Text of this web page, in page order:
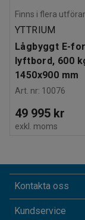
Finns i flera
YTTRIUM
Lågbyggt E-
lyftbord, 600
1450x900 mm
Art. nr: 10076
49 995 kr
exkl. moms
Kontakta oss
Kundservice